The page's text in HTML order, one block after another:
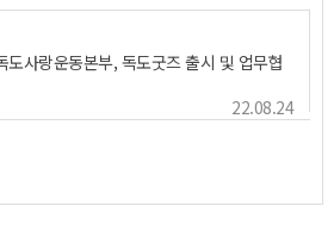
사랑운동본부, 독도굿즈 출시 및 업무협
22.08.24